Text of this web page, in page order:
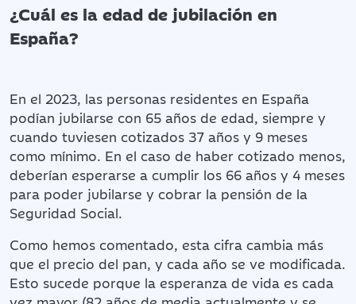
¿Cuál es la edad de jubilación en
España?
En el 2023, las personas residentes en España
podían jubilarse con 65 años de edad, siempre y
cuando tuviesen cotizados 37 años y 9 meses
como mínimo. En el caso de haber cotizado menos,
deberían esperarse a cumplir los 66 años y 4 meses
para poder jubilarse y cobrar la pensión de la
Seguridad Social.
Como hemos comentado, esta cifra cambia más
que el precio del pan, y cada año se ve modificada.
Esto sucede porque la esperanza de vida es cada